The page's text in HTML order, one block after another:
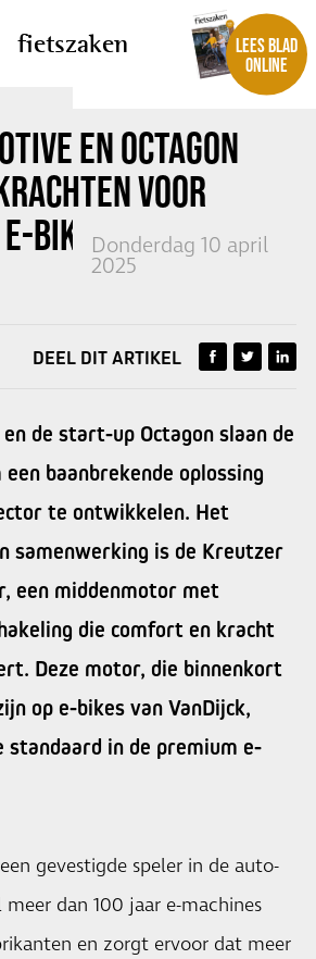
fietszaken
LEES BLAD
ONLINE
EN OCTAGON
VOOR
BIKE SYSTEEM
Donderdag 10 april
2025
DEEL DIT ARTIKEL
de start-up Octagon slaan de
een baanbrekende oplossing
te ontwikkelen. Het
samenwerking is de Kreutzer
een middenmotor met
die comfort en kracht
Deze motor, die binnenkort
op e-bikes van VanDijck,
standaard in de premium e-
gevestigde speler in de auto-
dan 100 jaar e-machines
en zorgt ervoor dat meer